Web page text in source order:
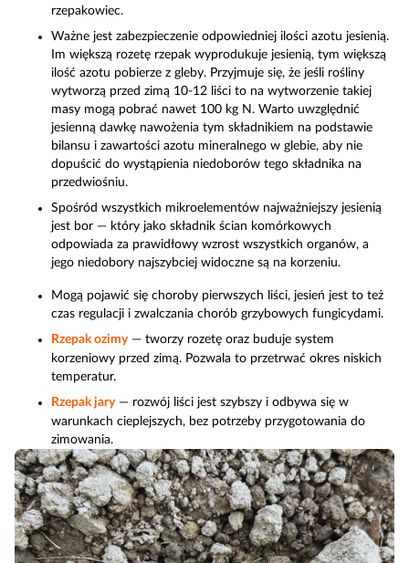
rzepakowiec.
Ważne jest zabezpieczenie odpowiedniej ilości azotu jesienią.
Im większą rozetę rzepak wyprodukuje jesienią, tym większą
ilość azotu pobierze z gleby. Przyjmuje się, że jeśli rośliny
wytworzą przed zimą 10-12 liści to na wytworzenie takiej
masy mogą pobrać nawet 100 kg N. Warto uwzględnić
jesienną dawkę nawożenia tym składnikiem na podstawie
bilansu i zawartości azotu mineralnego w glebie, aby nie
dopuścić do wystąpienia niedoborów tego składnika na
przedwiośniu.
Spośród wszystkich mikroelementów najważniejszy jesienią
jest bor — który jako składnik ścian komórkowych
odpowiada za prawidłowy wzrost wszystkich organów, a
jego niedobory najszybciej widoczne są na korzeniu.
Mogą pojawić się choroby pierwszych liści, jesień jest to też
czas regulacji i zwalczania chorób grzybowych fungicydami.
Rzepak ozimy— tworzy rozetę oraz buduje system
korzeniowy przed zimą. Pozwala to przetrwać okres niskich
temperatur.
Rzepak jary— rozwój liści jest szybszy i odbywa się w
warunkach cieplejszych, bez potrzeby przygotowania do
zimowania.